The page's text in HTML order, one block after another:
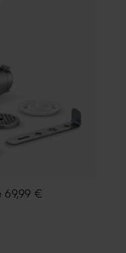
69,99 €